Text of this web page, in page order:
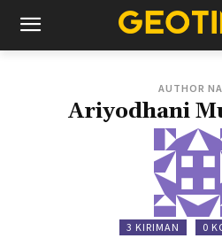
AUTHOR
Ariyodhani
3 KIRIMAN 0